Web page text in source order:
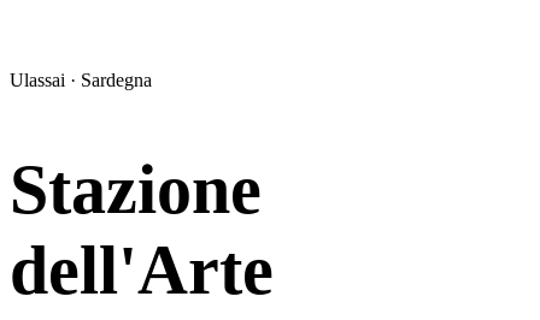
Ulassai · Sardegna
Stazione
dell'Arte